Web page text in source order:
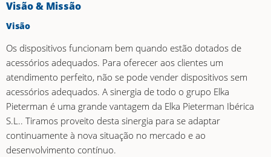
Visão & Missão
Visão
Os dispositivos funcionam bem quando estão dotados de
acessórios adequados. Para oferecer aos clientes um
atendimento perfeito, não se pode vender dispositivos sem
acessórios adequados. A sinergia de todo o grupo Elka
Pieterman é uma grande vantagem da Elka Pieterman Ibérica
S.L.. Tiramos proveito desta sinergia para se adaptar
continuamente à nova situação no mercado e ao
desenvolvimento contínuo.